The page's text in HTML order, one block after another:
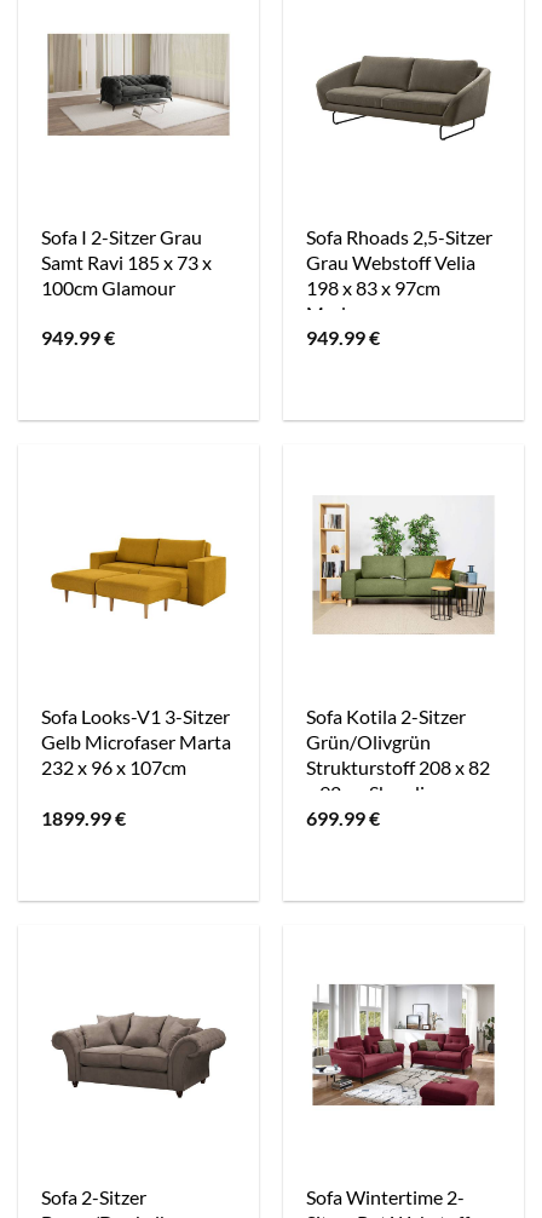
Sofa I 2-Sitzer Grau
Samt Ravi 185 x 73 x
100cm Glamour
949.99€
Sofa Rhoads 2,5-Sitzer
Grau Webstoff Velia
198 x 83 x 97cm
Modern
949.99€
Sofa Looks-V1 3-Sitzer
Gelb Microfaser Marta
232 x 96 x 107cm
1899.99€
Sofa Kotila 2-Sitzer
Grün/Olivgrün
Strukturstoff 208 x 82
x 92cm Skandi
699.99€
Sofa 2-Sitzer
Sofa Wintertime 2-